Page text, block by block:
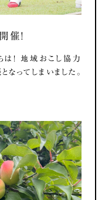
！
！ 地域おこし協力
ってしまいました。